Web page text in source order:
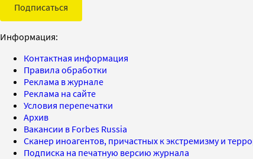
Подписаться
Информация:
Контактная информация
Правила обработки
Реклама в журнале
Реклама на сайте
Условия перепечатки
Архив
Вакансии в Forbes Russia
Сканер иноагентов, причастных к экстремизму и
Подписка на печатную версию журнала